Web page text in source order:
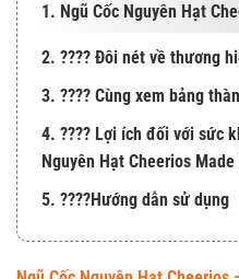
1. Ngũ Cốc Nguyên Hạt
2. ???? Đôi nét về thương
3. ???? Cùng xem bảng
4. ???? Lợi ích đối với sức
Nguyên Hạt Cheerios
5. ????Hướng dẫn sử dụng